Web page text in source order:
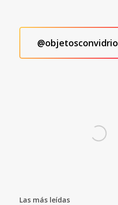
@objetosconvidrio
Las más leídas